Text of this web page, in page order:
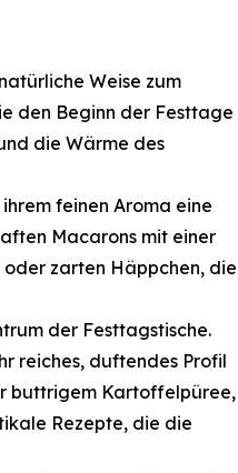
Weise zum
den Beginn der Festtage
die Wärme des
feinen Aroma eine
Macarons mit einer
zarten Häppchen, die
der Festtagstische.
reiches, duftendes Profil
buttrigem Kartoffelpüree,
Rezepte, die die